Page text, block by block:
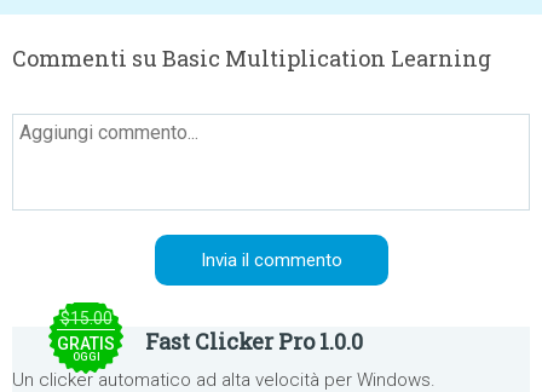
Commenti su Basic Multiplication Learning
$15.00
GRATIS
OGGI
Fast Clicker Pro 1.0.0
Un clicker automatico ad alta velocità per Windows.